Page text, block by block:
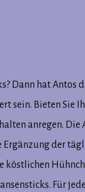
Dann hat Antos
sein. Bieten Sie
anregen. Die
der
köstlichen
Für